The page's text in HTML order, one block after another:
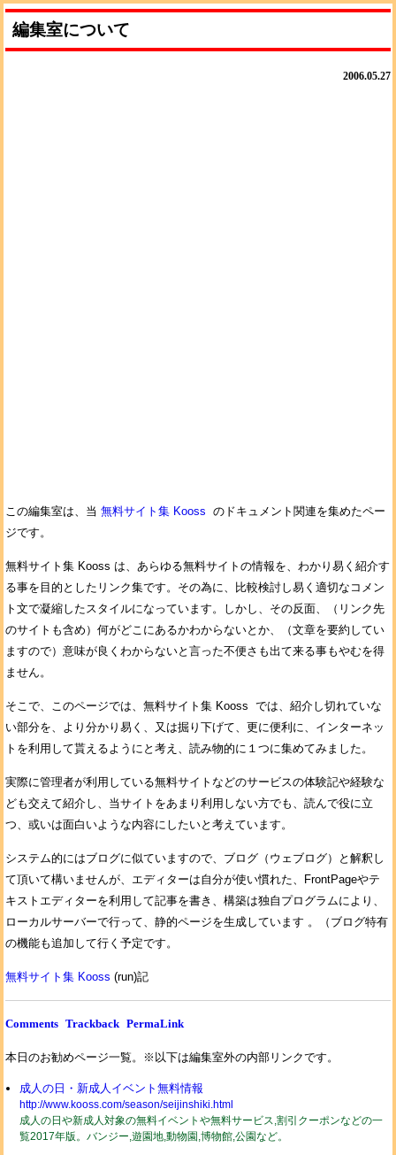
編集室について
2006.05.27
この編集室は、当 無料サイト集 Kooss のドキュメント関連を集めたペー
ジです。
無料サイト集 Kooss は、あらゆる無料サイトの情報を、わかり易く紹介す
る事を目的としたリンク集です。その為に、比較検討し易く適切なコメン
ト文で凝縮したスタイルになっています。しかし、その反面、（リンク先
のサイトも含め）何がどこにあるかわからないとか、（文章を要約してい
ますので）意味が良くわからないと言った不便さも出て来る事もやむを得
ません。
そこで、このページでは、無料サイト集 Kooss では、紹介し切れていな
い部分を、より分かり易く、又は掘り下げて、更に便利に、インターネッ
トを利用して貰えるようにと考え、読み物的に１つに集めてみました。
実際に管理者が利用している無料サイトなどのサービスの体験記や経験な
ども交えて紹介し、当サイトをあまり利用しない方でも、読んで役に立
つ、或いは面白いような内容にしたいと考えています。
システム的にはブログに似ていますので、ブログ（ウェブログ）と解釈し
て頂いて構いませんが、エディターは自分が使い慣れた、FrontPageやテ
キストエディターを利用して記事を書き、構築は独自プログラムにより、
ローカルサーバーで行って、静的ページを生成しています 。（ブログ特有
の機能も追加して行く予定です。
無料サイト集 Kooss (run)記
Comments Trackback PermaLink
本日のお勧めページ一覧。※以下は編集室外の内部リンクです。
成人の日・新成人イベント無料情報
http://www.kooss.com/season/seijinshiki.html
成人の日や新成人対象の無料イベントや無料サービス,割引クーポンなどの一
覧2017年版。バンジー,遊園地,動物園,博物館,公園など。